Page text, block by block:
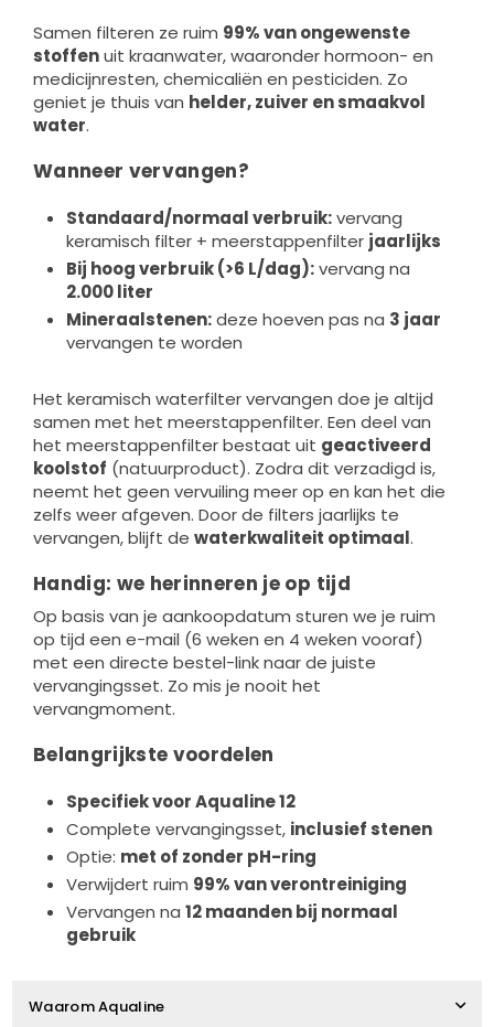
Samen filteren ze ruim 99% van ongewenste
stoffenuit kraanwater, waaronder hormoon- en
medicijnresten, chemicaliën en pesticiden. Zo
geniet je thuis van helder, zuiver en smaakvol
water.
Wanneer vervangen?
Standaard/normaal verbruik:vervang
keramisch filter + meerstappenfilter jaarlijks
Bij hoog verbruik (>6 L/dag):vervang na
2.000 liter
Mineraalstenen:deze hoeven pas na 3 jaar
vervangen te worden
Het keramisch waterfilter vervangen doe je altijd
samen met het meerstappenfilter. Een deel van
het meerstappenfilter bestaat uit geactiveerd
koolstof (natuurproduct). Zodra dit verzadigd is,
neemt het geen vervuiling meer op en kan het die
zelfs weer afgeven. Door de filters jaarlijks te
vervangen, blijft de waterkwaliteit optimaal.
Handig: we herinneren je op tijd
Op basis van je aankoopdatum sturen we je ruim
op tijd een e-mail (6 weken en 4 weken vooraf)
met een directe bestel-link naar de juiste
vervangingsset. Zo mis je nooit het
vervangmoment.
Belangrijkste voordelen
Specifiek voor Aqualine 12
Complete vervangingsset, inclusief stenen
Optie: met of zonder pH-ring
Verwijdert ruim 99% van verontreiniging
Vervangen na 12 maanden bij normaal
gebruik
Waarom Aqualine